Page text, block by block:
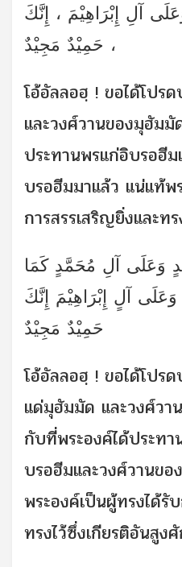
آلِ إِبْرَاهِيْمَ ، إِنَّكَ
حَمِيْدٌ مَجِيْدٌ ،
โอ้อัลลอฮฺ ! ขอได้โปร
และวงศ์วานของมุฮัมมั
ประทานพรแก่อิบรอฮี
บรอฮีมมาแล้ว แน่แท้พ
การสรรเสริญยิ่งและท
وَعَلَى آلِ مُحَمَّدٍ كَمَا
آلٍ إِبْرَاهِيْمَ إِنَّكَ
حَمِيْدٌ مَجِيْدٌ
โอ้อัลลอฮฺ ! ขอได้โปร
แด่มุฮัมมัด และวงศ์วา
กับที่พระองค์ได้ประท
บรอฮีมและวงศ์วานข
พระองค์เป็นผู้ทรงได้รั
ทรงไว้ซึ่งเกียรติอันสูง